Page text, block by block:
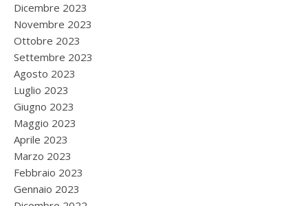
Dicembre 2023
Novembre 2023
Ottobre 2023
Settembre 2023
Agosto 2023
Luglio 2023
Giugno 2023
Maggio 2023
Aprile 2023
Marzo 2023
Febbraio 2023
Gennaio 2023